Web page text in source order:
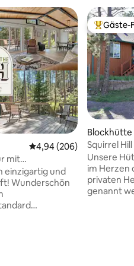
Durchschnittliche
4,94 (206)
mit
einzigartig und
Wunderschön
Beliebter
Gäste-
Blockhütte
Squirrel
Unsere
im Herzen
privaten
genannt